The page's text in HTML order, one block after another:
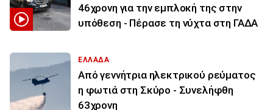
46χρονη για την εμπλοκή της στην
υπόθεση - Πέρασε τη νύχτα στη ΓΑΔΑ
ΕΛΛΑΔΑ
Από γεννήτρια ηλεκτρικού ρεύματος
η φωτιά στη Σκύρο - Συνελήφθη
63χρονη